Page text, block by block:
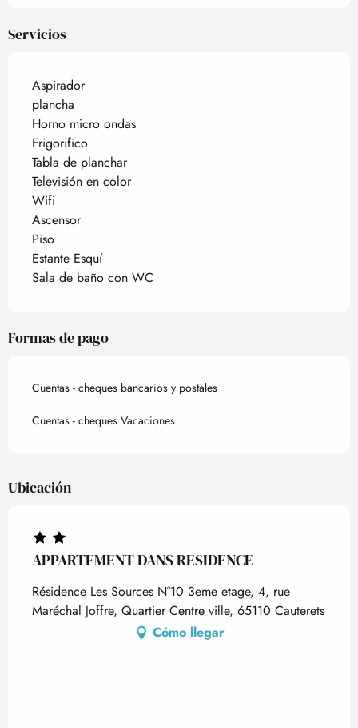
Servicios
Aspirador
plancha
Horno micro ondas
Frigorifico
Tabla de planchar
Televisión en color
Wifi
Ascensor
Piso
Estante Esquí
Sala de baño con WC
Formas de pago
Cuentas - cheques bancarios y postales
Cuentas - cheques Vacaciones
Ubicación
APPARTEMENT DANS RESIDENCE
Résidence Les Sources N°10 3eme etage, 4, rue
Maréchal Joffre, Quartier Centre ville, 65110 Cauterets
Cómo llegar